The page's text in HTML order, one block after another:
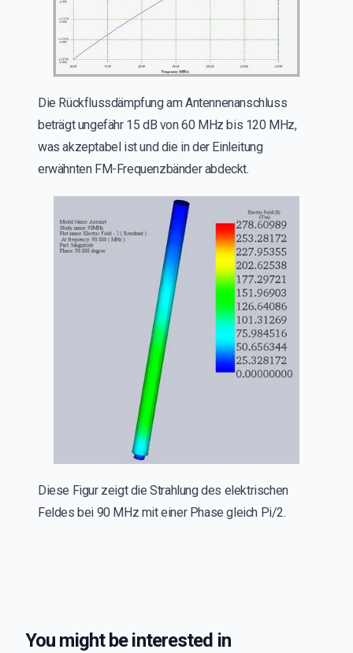
Die Rückflussdämpfung am Antennenanschluss
beträgt ungefähr 15 dB von 60 MHz bis 120 MHz,
was akzeptabel ist und die in der Einleitung
erwähnten FM-Frequenzbänder abdeckt.
Diese Figur zeigt die Strahlung des elektrischen
Feldes bei 90 MHz mit einer Phase gleich Pi/2.
You might be interested in